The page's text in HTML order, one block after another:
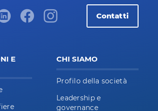
Contatti
E
CHI SIAMO
Profilo della società
Leadership e
governance